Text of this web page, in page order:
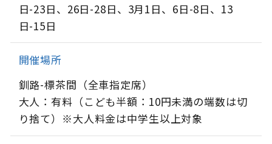
日-23日、26日-28日、3月1日、6日-8日、13
日-15日
開催場所
釧路-標茶間（全車指定席）
大人：有料（こども半額：10円未満の端数は切
り捨て）※大人料金は中学生以上対象